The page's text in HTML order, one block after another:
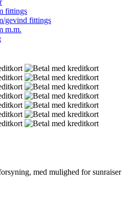
fittings
gevind fittings
m.m.
med mulighed for sunraiser